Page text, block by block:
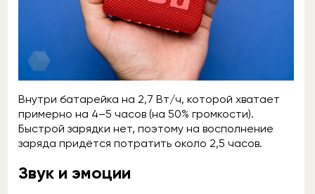
Внутри батарейка на 2,7 Вт/ч, которой хватает
примерно на 4–5 часов (на 50% громкости).
Быстрой зарядки нет, поэтому на восполнение
заряда придётся потратить около 2,5 часов.
Звук и эмоции